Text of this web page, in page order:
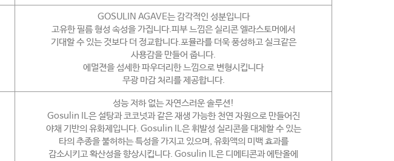
GOSULIN AGAVE는 감각적인 성분입니다
고유한 필름 형성 속성을 가집니다.피부 느낌은 실리콘 엘라스토머에서
기대할 수 있는 것보다 더 정교합니다.포뮬라를 더욱 풍성하고 실크같은
사용감을 만들어 줍니다.
에멀젼을 섬세한 파우더리한 느낌으로 변형시킵니다
무광 마감 처리를 제공합니다.
성능 저하 없는 자연스러운 솔루션!
Gosulin IL은 설탕과 코코넛과 같은 재생 가능한 천연 자원으로 만들어진
야채 기반의 유화제입니다. Gosulin IL은 휘발성 실리콘을 대체할 수 있는
타의 추종을 불허하는 특성을 가지고 있으며, 유화액의 미백 효과를
감소시키고 확산성을 향상시킵니다. Gosulin IL은 디메티콘과 에탄올에